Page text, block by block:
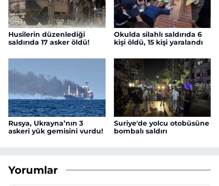
Husilerin düzenlediği
saldırıda 17 asker öldü!
Okulda silahlı saldırıda 6
kişi öldü, 15 kişi yaralandı
Rusya, Ukrayna’nın 3
askeri yük gemisini vurdu!
Suriye'de yolcu otobüsüne
bombalı saldırı
Yorumlar